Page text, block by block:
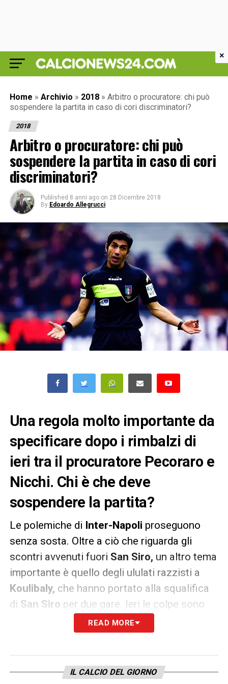
Home » Archivio » 2018 » Arbitro o procuratore: chi può
sospendere la partita in caso di cori discriminatori?
2018
Arbitro o procuratore: chi può
sospendere la partita in caso di cori
discriminatori?
Published 8 anni ago on 28 Dicembre 2018
By Edoardo Allegrucci
Una regola molto importante da
specificare dopo i rimbalzi di
ieri tra il procuratore Pecoraro e
Nicchi. Chi è che deve
sospendere la partita?
Le polemiche di Inter-Napoli proseguono
senza sosta. Oltre a ciò che riguarda gli
scontri avvenuti fuori San Siro, un altro tema
importante è quello degli ululati razzisti a
Koulibaly, che hanno portato alla squalifica
di San Siro per due gare. Ieri le colpe sono
rimbalzate, tra il procuratore
chiedeva la sospensione della partita e il
occuparsi del suo lavoro. Ma secondo il
READ MORE
IL CALCIO DEL GIORNO
×